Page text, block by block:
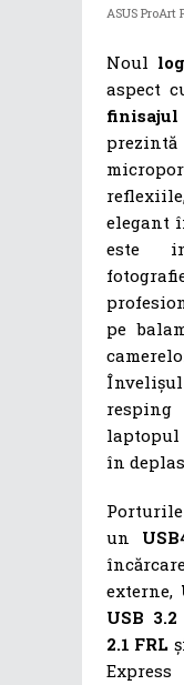
ASUS ProArt
Noul
aspect
elegant
este
pe
resping
laptopul
în
un
externe,
USB
2.1 FRL